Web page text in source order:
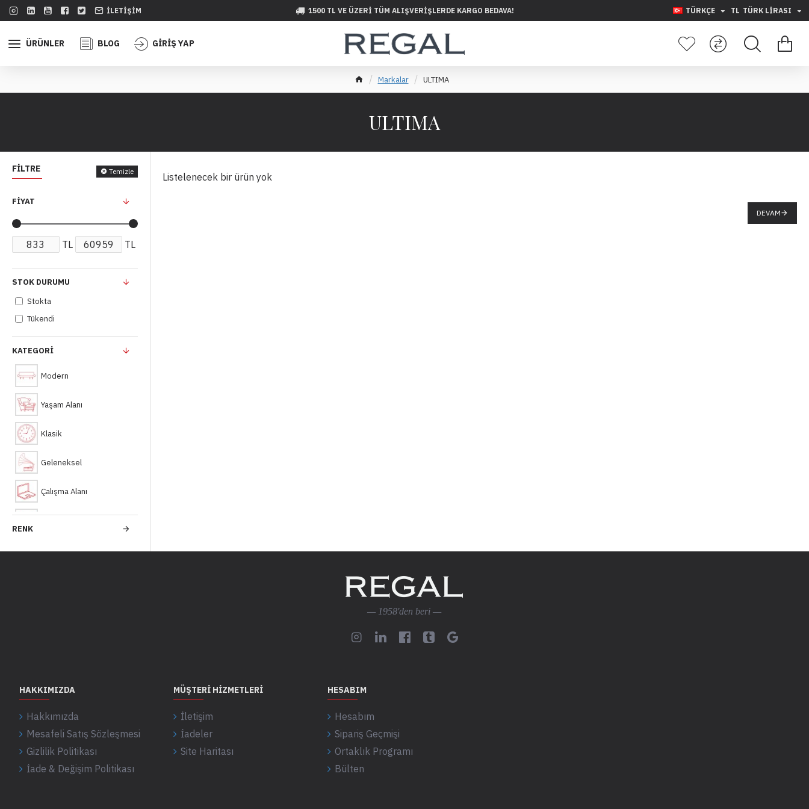
İLETIŞIM 1500 TL VE ÜZERI TÜM ALIŞVERIŞLERDE KARGO BEDAVA! TÜRKÇE TL TÜRK LIRASI
ÜRÜNLER BLOG GİRİŞ YAP
Markalar ULTIMA
ULTIMA
FILTRE Temizle
FIYAT
TL TL
KATEGORI
Modern
Yaşam Alanı
Klasik
Geleneksel
Çalışma Alanı
Vintage
RENK
STOK DURUMU
Stokta
Tükendi
Listelenecek bir ürün yok
DEVAM
— 1958'den beri —
HAKKIMIZDA
Hakkımızda
Mesafeli Satış Sözleşmesi
Gizlilik Politikası
İade & Değişim Politikası
MÜŞTERI HIZMETLERI
İletişim
İadeler
Site Haritası
HESABIM
Hesabım
Sipariş Geçmişi
Ortaklık Programı
Bülten